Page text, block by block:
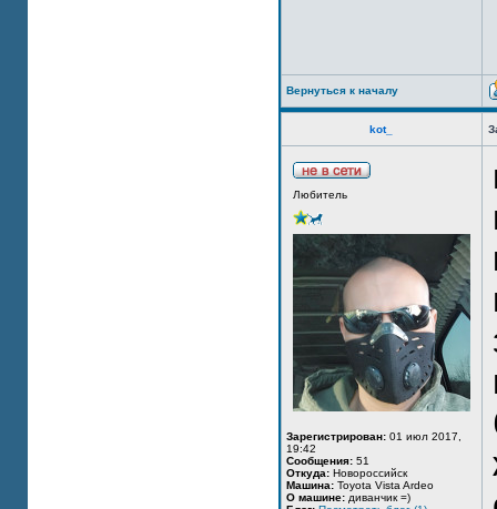
Вернуться к началу
kot_
Любитель
Зарегистрирован: 01 июл 2017,
19:42
Сообщения: 51
Откуда: Новороссийск
Машина: Toyota Vista Ardeo
О машине: диванчик =)